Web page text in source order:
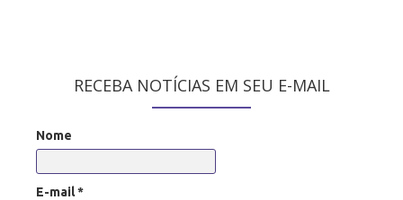
RECEBA NOTÍCIAS EM SEU E-MAIL
Nome
E-mail*